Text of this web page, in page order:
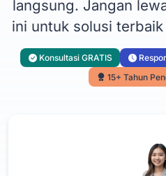
langsung. Jangan
ini untuk solusi
Konsultasi GRATIS
15+ Tahun